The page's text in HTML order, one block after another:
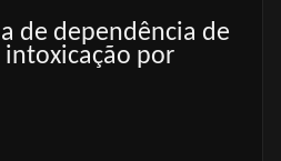
de dependência de
por